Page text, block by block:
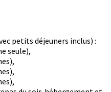
petits déjeuners inclus) :
seule),